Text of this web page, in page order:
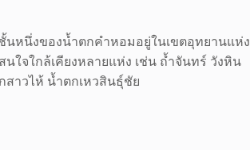
นหนึ่งของน้ำตกคำหอมอยู่ในเขตอุทยานแห่ง
ใจใกล้เคียงหลายแห่ง เช่น ถ้ำจันทร์ วังหิน
สาวไห้ น้ำตกเหวสินธุ์ชัย